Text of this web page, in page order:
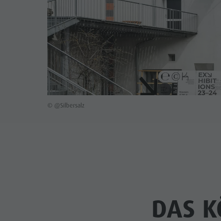
© @Silbersalz
DAS